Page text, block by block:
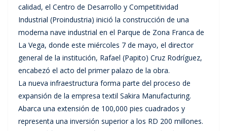
calidad, el Centro de Desarrollo y Competitividad
Industrial (Proindustria) inició la construcción de una
moderna nave industrial en el Parque de Zona Franca de
La Vega, donde este miércoles 7 de mayo, el director
general de la institución, Rafael (Papito) Cruz Rodríguez,
encabezó el acto del primer palazo de la obra.
La nueva infraestructura forma parte del proceso de
expansión de la empresa textil Sakira Manufacturing.
Abarca una extensión de 100,000 pies cuadrados y
representa una inversión superior a los RD 200 millones.